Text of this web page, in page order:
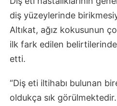
diş yüzeylerinde
Altıkat, ağız kokusunun
ilk fark edilen
etti.
“Diş eti iltihabı bulunan
oldukça sık